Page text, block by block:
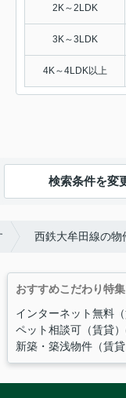
2K～2LDK
3K～3LDK
4K～4LDK以上
検索条件を変
西鉄大牟田線の物
おすすめこだわり特集
インターネット無料
ペット相談可（賃貸
新築・築浅物件（賃